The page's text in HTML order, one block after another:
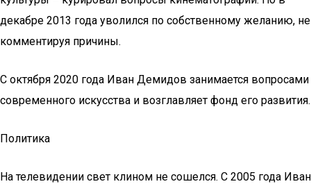
декабре 2013 года уволился по собственному желанию, не
комментируя причины.
С октября 2020 года Иван Демидов занимается вопросами
современного искусства и возглавляет фонд его развития.
Политика
На телевидении свет клином не сошелся. С 2005 года Иван